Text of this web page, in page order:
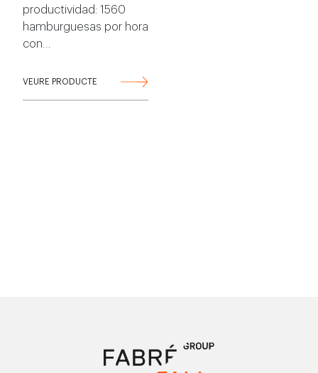
productividad: 1560
hamburguesas por hora
con…
VEURE PRODUCTE